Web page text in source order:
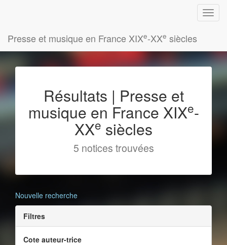
Presse et musique en France XIXe-XXe siècles
Résultats | Presse et
musique en France XIXe-
XXe siècles
5 notices trouvées
Nouvelle recherche
Filtres
Cote auteur-trice